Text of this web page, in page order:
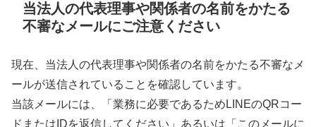
当法人の代表理事や関係者の名前をかたる
不審なメールにご注意ください
現在、当法人の代表理事や関係者の名前をかたる不審なメ
ールが送信されていることを確認しています。
当該メールには、「業務に必要であるためLINEのQRコー
ドまたはIDを返信してください」あるいは「このメールに